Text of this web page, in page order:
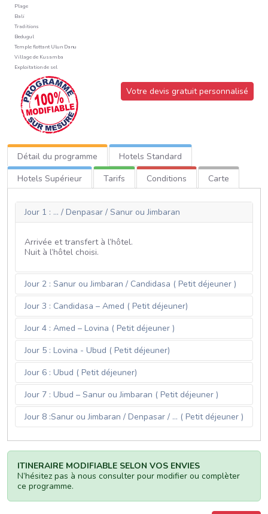
Plage
Bali
Traditions
Bedugul
Temple flottant Ulun Danu
Village de Kusamba
Exploitation de sel
Votre devis gratuit personnalisé
Détail du programme
Hotels Standard
Hotels Supérieur
Tarifs Conditions Carte
Jour 1 : … / Denpasar / Sanur ou Jimbaran
Arrivée et transfert à l’hôtel.
Nuit à l’hôtel choisi.
Jour 2 : Sanur ou Jimbaran / Candidasa ( Petit déjeuner )
Jour 3 : Candidasa – Amed ( Petit déjeuner)
Jour 4 : Amed – Lovina ( Petit déjeuner )
Jour 5 : Lovina - Ubud ( Petit déjeuner)
Jour 6 : Ubud ( Petit déjeuner)
Jour 7 : Ubud – Sanur ou Jimbaran ( Petit déjeuner )
Jour 8 :Sanur ou Jimbaran / Denpasar / ... ( Petit déjeuner )
ITINERAIRE MODIFIABLE SELON VOS ENVIES
N’hésitez pas à nous consulter pour modifier ou complèter
ce programme.